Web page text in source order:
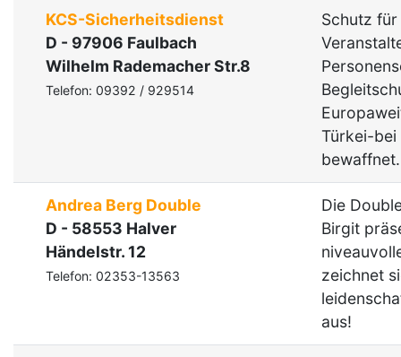
KCS-Sicherheitsdienst
D - 97906 Faulbach
Wilhelm Rademacher Str.8
Telefon: 09392 / 929514
Schutz für
Türkei-bei
bewaffnet.
Andrea Berg Double
D - 58553 Halver
Händelstr. 12
Telefon: 02353-13563
Die
Birgit
zeichnet
aus!